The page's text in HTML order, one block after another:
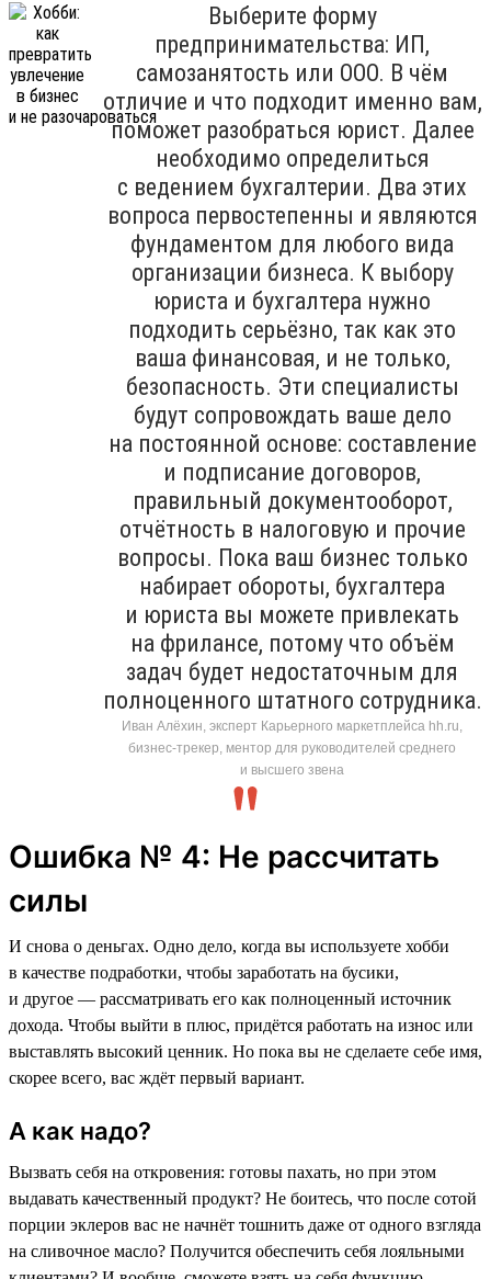
Выберите форму
предпринимательства: ИП,
самозанятость или ООО. В чём
отличие и что подходит именно вам,
поможет разобраться юрист. Далее
необходимо определиться
с ведением бухгалтерии. Два этих
вопроса первостепенны и являются
фундаментом для любого вида
организации бизнеса. К выбору
юриста и бухгалтера нужно
подходить серьёзно, так как это
ваша финансовая, и не только,
безопасность. Эти специалисты
будут сопровождать ваше дело
на постоянной основе: составление
и подписание договоров,
правильный документооборот,
отчётность в налоговую и прочие
вопросы. Пока ваш бизнес только
набирает обороты, бухгалтера
и юриста вы можете привлекать
на фрилансе, потому что объём
задач будет недостаточным для
полноценного штатного сотрудника.
Иван Алёхин, эксперт Карьерного маркетплейса hh.ru,
бизнес-трекер, ментор для руководителей среднего
и высшего звена
Ошибка № 4: Не рассчитать
силы
И снова о деньгах. Одно дело, когда вы используете хобби
в качестве подработки, чтобы заработать на бусики,
и другое — рассматривать его как полноценный источник
дохода. Чтобы выйти в плюс, придётся работать на износ или
выставлять высокий ценник. Но пока вы не сделаете себе имя,
скорее всего, вас ждёт первый вариант.
А как надо?
Вызвать себя на откровения: готовы пахать, но при этом
выдавать качественный продукт? Не боитесь, что после сотой
порции эклеров вас не начнёт тошнить даже от одного взгляда
на сливочное масло? Получится обеспечить себя лояльными